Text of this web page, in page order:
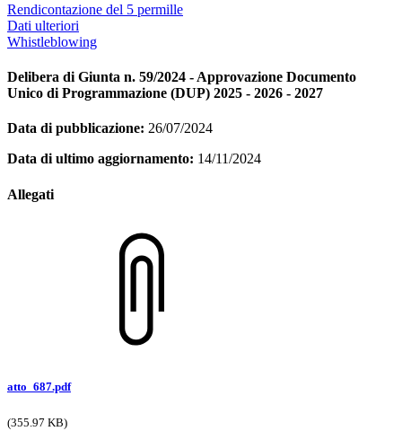
Rendicontazione del 5 permille
Dati ulteriori
Whistleblowing
Delibera di Giunta n. 59/2024 - Approvazione Documento
Unico di Programmazione (DUP) 2025 - 2026 - 2027
Data di pubblicazione: 26/07/2024
Data di ultimo aggiornamento: 14/11/2024
Allegati
atto_687.pdf
(355.97 KB)